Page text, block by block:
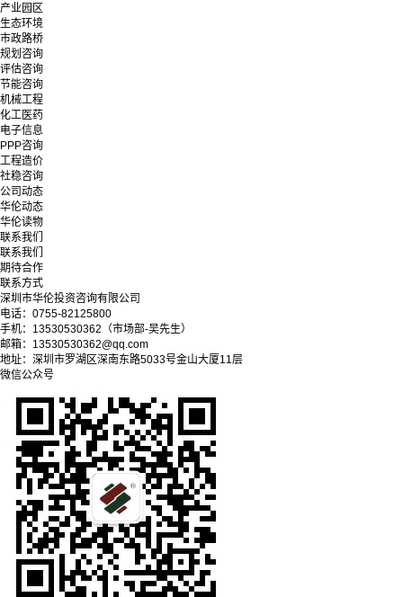
产业园区
生态环境
市政路桥
规划咨询
评估咨询
节能咨询
机械工程
化工医药
电子信息
PPP咨询
工程造价
社稳咨询
公司动态
华伦动态
华伦读物
联系我们
联系我们
期待合作
联系方式
深圳市华伦投资咨询有限公司
电话：0755-82125800
手机：13530530362（市场部-吴先生）
邮箱：13530530362@qq.com
地址：深圳市罗湖区深南东路5033号金山大厦11层
微信公众号